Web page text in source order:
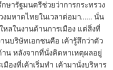
ษารัฐมนตรีช่วยว่าการกระทรวง
มหาดไทยในเวลาต่อมา…… นั่น
ลในงานด้านการเมือง แต่สิ่งที่
บริษัทเอกชนคือ เค้ารู้สึกว่าตัว
น หลังจากที่นั่งคิดหาเหตุผลอยู่
องที่เค้าเริ่มทำ เค้ามานั่งบริหาร